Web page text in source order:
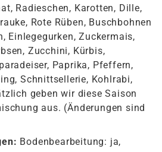
Radieschen, Karotten, Dille,
Rote Rüben, Buschbohnen
Einlegegurken, Zuckermais,
Zucchini, Kürbis,
Paprika, Pfeffern,
Schnittsellerie, Kohlrabi,
geben wir diese Saison
aus. (Änderungen sind
Bodenbearbeitung: ja,